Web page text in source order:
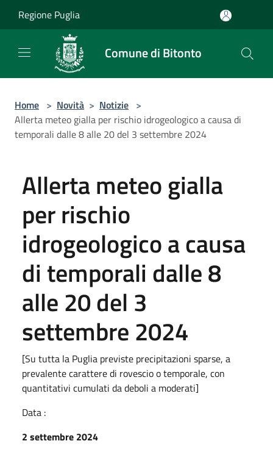
Regione Puglia
Comune di Bitonto
Home > Novità > Notizie >
Allerta meteo gialla per rischio idrogeologico a causa di
temporali dalle 8 alle 20 del 3 settembre 2024
Allerta meteo gialla
per rischio
idrogeologico a causa
di temporali dalle 8
alle 20 del 3
settembre 2024
[Su tutta la Puglia previste precipitazioni sparse, a
prevalente carattere di rovescio o temporale, con
quantitativi cumulati da deboli a moderati]
Data :
2 settembre 2024